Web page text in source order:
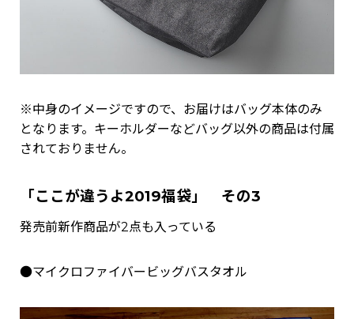
※中身のイメージですので、お届けはバッグ本体のみ
となります。キーホルダーなどバッグ以外の商品は付属
されておりません。
「ここが違うよ2019福袋」 その3
発売前新作商品が2点も入っている
●マイクロファイバービッグバスタオル